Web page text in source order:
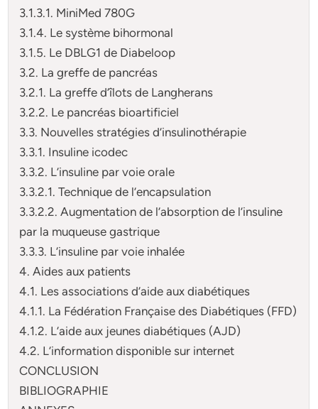
3.1.3.1. MiniMed 780G
3.1.4. Le système bihormonal
3.1.5. Le DBLG1 de Diabeloop
3.2. La greffe de pancréas
3.2.1. La greffe d’îlots de Langherans
3.2.2. Le pancréas bioartificiel
3.3. Nouvelles stratégies d’insulinothérapie
3.3.1. Insuline icodec
3.3.2. L’insuline par voie orale
3.3.2.1. Technique de l’encapsulation
3.3.2.2. Augmentation de l’absorption de l’insuline
par la muqueuse gastrique
3.3.3. L’insuline par voie inhalée
4. Aides aux patients
4.1. Les associations d’aide aux diabétiques
4.1.1. La Fédération Française des Diabétiques (FFD)
4.1.2. L’aide aux jeunes diabétiques (AJD)
4.2. L’information disponible sur internet
CONCLUSION
BIBLIOGRAPHIE